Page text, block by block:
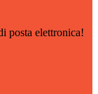
posta elettronica!